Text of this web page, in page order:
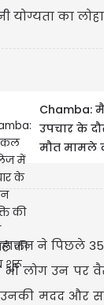
का लोहा
​Chamba:
उपचार के
मौत मामले
ने पिछले
लोग उन पर
मदद और